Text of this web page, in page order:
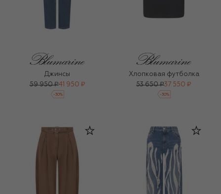
Джинсы
59 950 ₽41 950 ₽
-30%
Хлопковая футболка
53 650 ₽37 550 ₽
-30%